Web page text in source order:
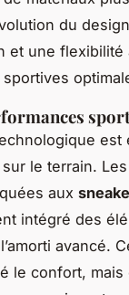
du
et une flexibilité
est
le terrain.
aux
intégré des
avancé.
le confort, mais